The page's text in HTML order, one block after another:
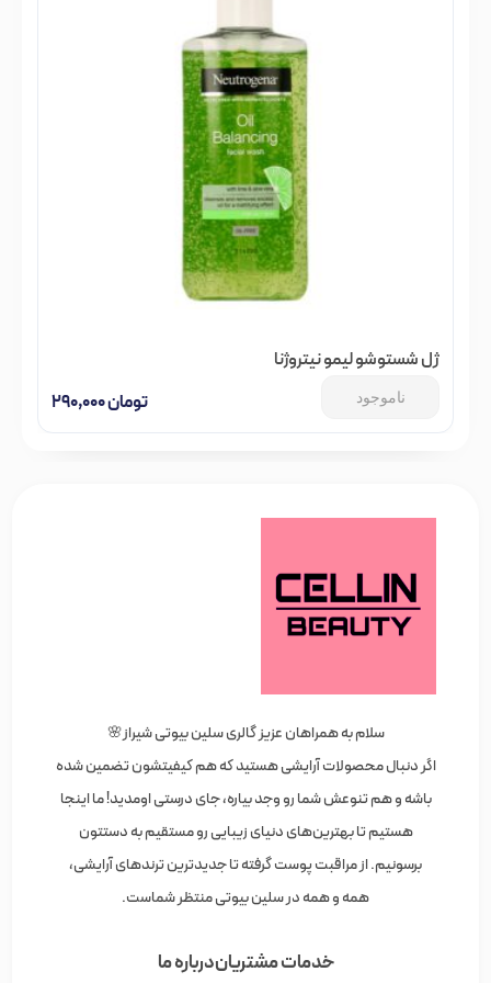
ژل شستوشو لیمو نیتروژنا
تومان
ناموجود
سلام به همراهان عزیز گالری سلین بیوتی شیراز🌸
اگر دنبال محصولات آرایشی هستید که هم کیفیتشون تضمین شده
باشه و هم تنوعش شما رو وجد بیاره، جای درستی اومدید! ما اینجا
هستیم تا بهترین‌های دنیای زیبایی رو مستقیم به دستتون
برسونیم. از مراقبت پوست گرفته تا جدیدترین ترندهای آرایشی،
همه و همه در سلین بیوتی منتظر شماست.
خدمات مشتریاندرباره ما